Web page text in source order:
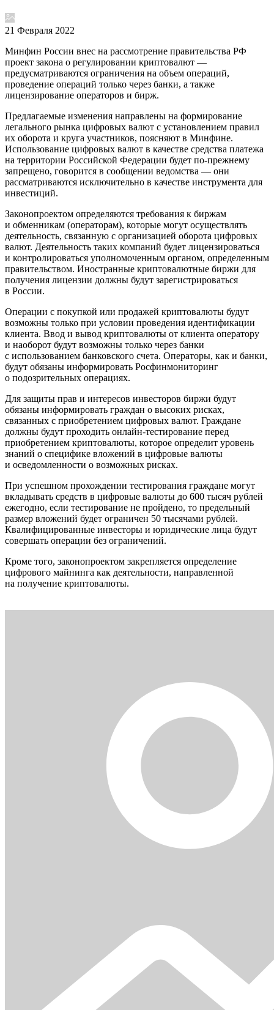
21 Февраля 2022
Минфин России внес на рассмотрение правительства РФ
проект закона о регулировании криптовалют —
предусматриваются ограничения на объем операций,
проведение операций только через банки, а также
лицензирование операторов и бирж.
Предлагаемые изменения направлены на формирование
легального рынка цифровых валют c установлением правил
их оборота и круга участников, поясняют в Минфине.
Использование цифровых валют в качестве средства платежа
на территории Российской Федерации будет по-прежнему
запрещено, говорится в сообщении ведомства — они
рассматриваются исключительно в качестве инструмента для
инвестиций.
Законопроектом определяются требования к биржам
и обменникам (операторам), которые могут осуществлять
деятельность, связанную с организацией оборота цифровых
валют. Деятельность таких компаний будет лицензироваться
и контролироваться уполномоченным органом, определенным
правительством. Иностранные криптовалютные биржи для
получения лицензии должны будут зарегистрироваться
в России.
Операции с покупкой или продажей криптовалюты будут
возможны только при условии проведения идентификации
клиента. Ввод и вывод криптовалюты от клиента оператору
и наоборот будут возможны только через банки
с использованием банковского счета. Операторы, как и банки,
будут обязаны информировать Росфинмониторинг
о подозрительных операциях.
Для защиты прав и интересов инвесторов биржи будут
обязаны информировать граждан о высоких рисках,
связанных с приобретением цифровых валют. Граждане
должны будут проходить онлайн-тестирование перед
приобретением криптовалюты, которое определит уровень
знаний о специфике вложений в цифровые валюты
и осведомленности о возможных рисках.
При успешном прохождении тестирования граждане могут
вкладывать средств в цифровые валюты до 600 тысяч рублей
ежегодно, если тестирование не пройдено, то предельный
размер вложений будет ограничен 50 тысячами рублей.
Квалифицированные инвесторы и юридические лица будут
совершать операции без ограничений.
Кроме того, законопроектом закрепляется определение
цифрового майнинга как деятельности, направленной
на получение криптовалюты.